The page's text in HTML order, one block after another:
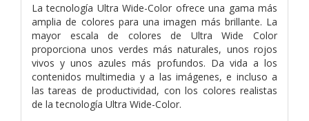
La tecnología Ultra Wide-Color ofrece una gama más
amplia de colores para una imagen más brillante. La
mayor escala de colores de Ultra Wide Color
proporciona unos verdes más naturales, unos rojos
vivos y unos azules más profundos. Da vida a los
contenidos multimedia y a las imágenes, e incluso a
las tareas de productividad, con los colores realistas
de la tecnología Ultra Wide-Color.